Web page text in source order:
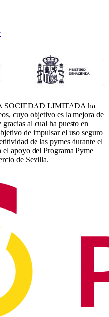
SOCIEDAD LIMITADA ha
cuyo objetivo es la mejora de
al cual ha puesto en
de impulsar el uso seguro
de las pymes durante el
el apoyo del Programa Pyme
de Sevilla.